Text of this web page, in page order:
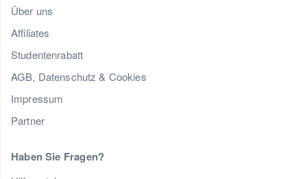
Über uns
Affiliates
Studentenrabatt
AGB, Datenschutz & Cookies
Impressum
Partner
Haben Sie Fragen?